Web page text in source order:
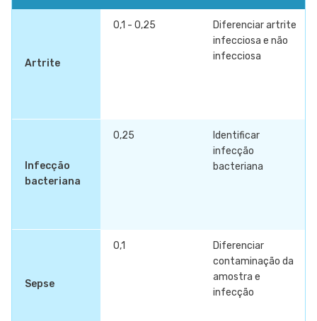
Artrite
0,1 - 0,25
Diferenciar artrite
infecciosa e não
infecciosa
Infecção
bacteriana
0,25
Identificar
infecção
bacteriana
Sepse
0,1
Diferenciar
contaminação da
amostra e
infecção